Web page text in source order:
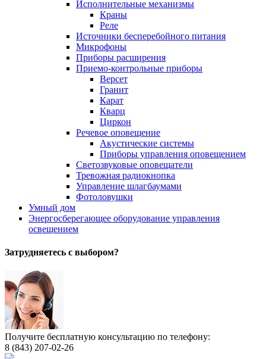
Исполнительные механизмы
Краны
Реле
Источники бесперебойного питания
Микрофоны
Приборы расширения
Приемо-контрольные приборы
Версет
Гранит
Карат
Кварц
Циркон
Речевое оповещение
Акустические системы
Приборы управления оповещением
Светозвуковые оповещатели
Тревожная радиокнопка
Управление шлагбаумами
Фотоловушки
Умный дом
Энергосберегающее оборудование управления
освещением
Затрудняетесь с выбором?
Получите бесплатную консультацию по телефону:
8 (843) 207-02-26